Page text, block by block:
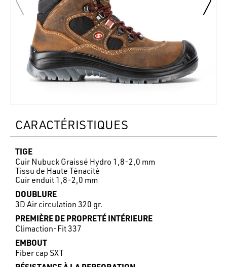
CARACTÉRISTIQUES
TIGE
Cuir Nubuck Graissé Hydro 1,8-2,0 mm
Tissu de Haute Ténacité
Cuir enduit 1,8-2,0 mm
DOUBLURE
3D Air circulation 320 gr.
PREMIÈRE DE PROPRETÉ INTÉRIEURE
Climaction-Fit 337
EMBOUT
Fiber cap SXT